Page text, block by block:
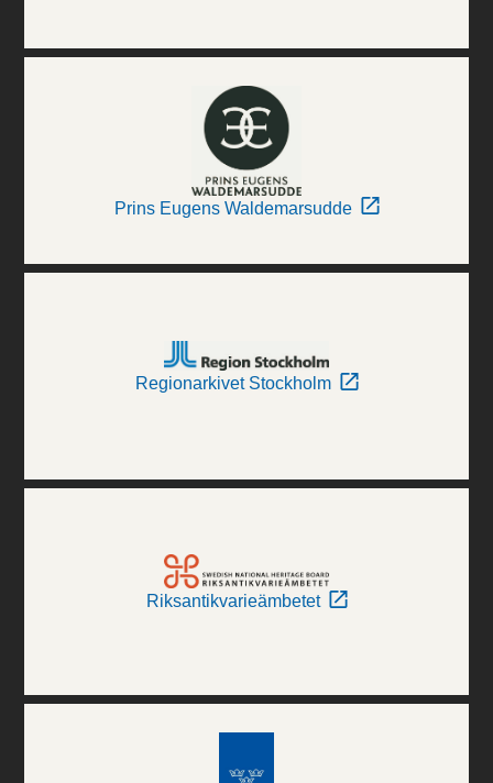
Prins Eugens Waldemarsudde
Regionarkivet Stockholm
Riksantikvarieämbetet